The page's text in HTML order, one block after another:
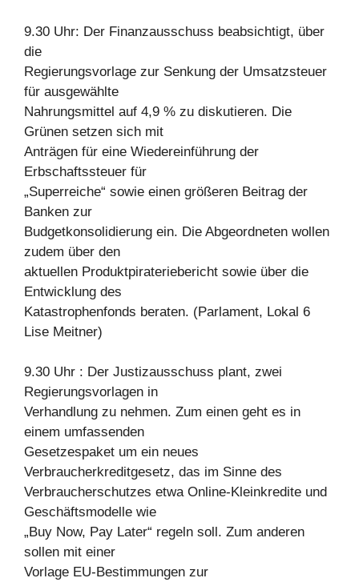
9.30 Uhr: Der Finanzausschuss beabsichtigt, über
die
Regierungsvorlage zur Senkung der Umsatzsteuer
für ausgewählte
Nahrungsmittel auf 4,9 % zu diskutieren. Die
Grünen setzen sich mit
Anträgen für eine Wiedereinführung der
Erbschaftssteuer für
„Superreiche“ sowie einen größeren Beitrag der
Banken zur
Budgetkonsolidierung ein. Die Abgeordneten wollen
zudem über den
aktuellen Produktpirateriebericht sowie über die
Entwicklung des
Katastrophenfonds beraten. (Parlament, Lokal 6
Lise Meitner)
9.30 Uhr : Der Justizausschuss plant, zwei
Regierungsvorlagen in
Verhandlung zu nehmen. Zum einen geht es in
einem umfassenden
Gesetzespaket um ein neues
Verbraucherkreditgesetz, das im Sinne des
Verbraucherschutzes etwa Online-Kleinkredite und
Geschäftsmodelle wie
„Buy Now, Pay Later“ regeln soll. Zum anderen
sollen mit einer
Vorlage EU-Bestimmungen zur